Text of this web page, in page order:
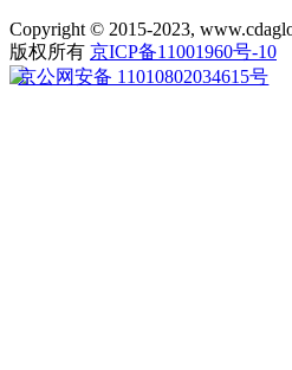
Copyright © 2015-2023,
版权所有 京ICP备11001960号-10
京公网安备 11010802034615号